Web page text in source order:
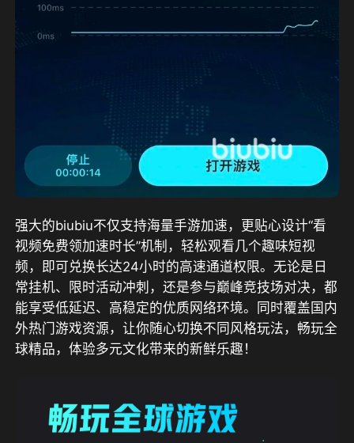
强大的biubiu不仅支持海量手游加速，更贴心设计“看
视频免费领加速时长”机制，轻松观看几个趣味短视
频，即可兑换长达24小时的高速通道权限。无论是日
常挂机、限时活动冲刺，还是参与巅峰竞技场对决，都
能享受低延迟、高稳定的优质网络环境。同时覆盖国内
外热门游戏资源，让你随心切换不同风格玩法，畅玩全
球精品，体验多元文化带来的新鲜乐趣！